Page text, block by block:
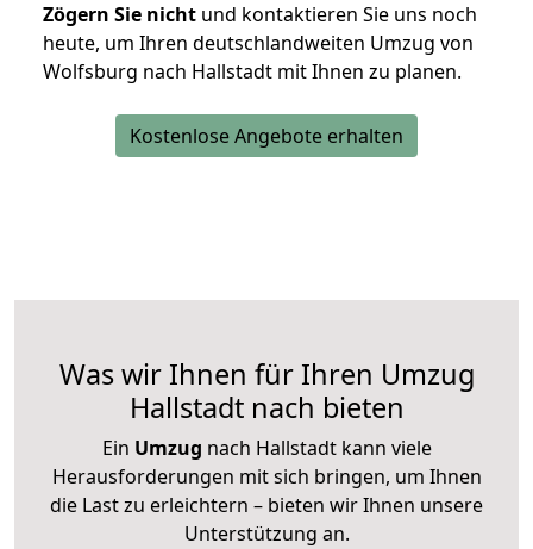
Zögern Sie nicht und kontaktieren Sie uns noch
heute, um Ihren deutschlandweiten Umzug von
Wolfsburg nach Hallstadt mit Ihnen zu planen.
Kostenlose Angebote erhalten
Was wir Ihnen für Ihren Umzug
Hallstadt nach bieten
Ein Umzug nach Hallstadt kann viele
Herausforderungen mit sich bringen, um Ihnen
die Last zu erleichtern – bieten wir Ihnen unsere
Unterstützung an.